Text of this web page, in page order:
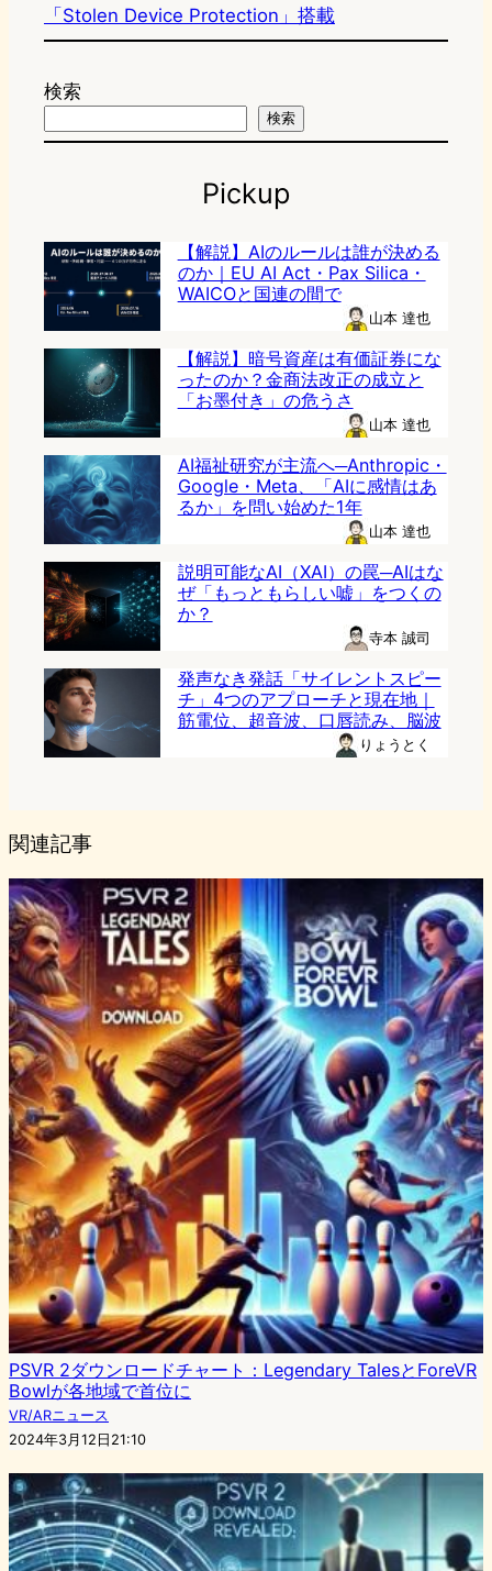
「Stolen Device Protection」搭載
検索
検索
Pickup
【解説】AIのルールは誰が決める
のか｜EU AI Act・Pax Silica・
WAICOと国連の間で
山本 達也
【解説】暗号資産は有価証券にな
ったのか？金商法改正の成立と
「お墨付き」の危うさ
山本 達也
AI福祉研究が主流へ─Anthropic・
Google・Meta、「AIに感情はあ
るか」を問い始めた1年
山本 達也
説明可能なAI（XAI）の罠─AIはな
ぜ「もっともらしい嘘」をつくの
か？
寺本 誠司
発声なき発話「サイレントスピー
チ」4つのアプローチと現在地｜
筋電位、超音波、口唇読み、脳波
りょうとく
関連記事
PSVR 2ダウンロードチャート：Legendary TalesとForeVR
Bowlが各地域で首位に
VR/ARニュース
2024年3月12日21:10